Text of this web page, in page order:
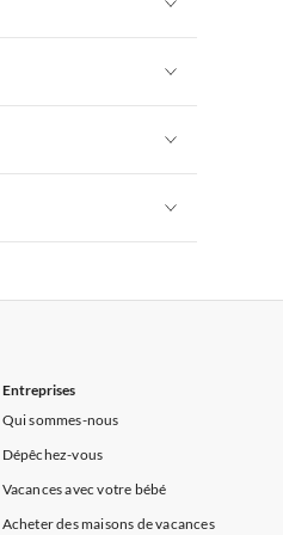
à Provence
à Provence
à Provence
à Provence
Entreprises
Qui sommes-nous
Dépêchez-vous
Vacances avec votre bébé
Acheter des maisons de vacances